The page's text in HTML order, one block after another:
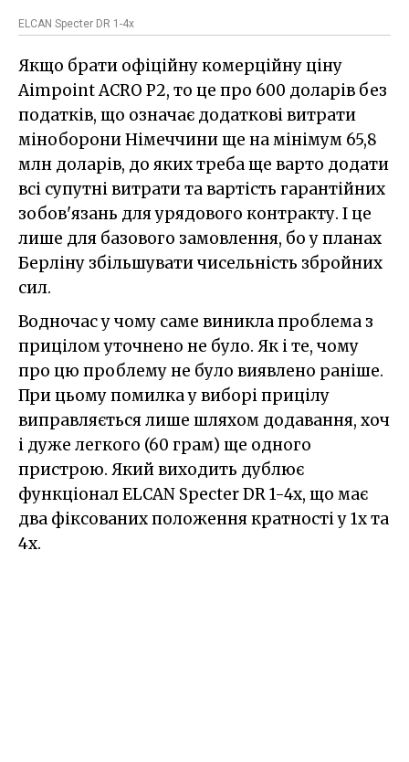
ELCAN Specter DR 1-4x
Якщо брати офіційну комерційну ціну
Aimpoint ACRO P2, то це про 600 доларів без
податків, що означає додаткові витрати
міноборони Німеччини ще на мінімум 65,8
млн доларів, до яких треба ще варто додати
всі супутні витрати та вартість гарантійних
зобов'язань для урядового контракту. І це
лише для базового замовлення, бо у планах
Берліну збільшувати чисельність збройних
сил.
Водночас у чому саме виникла проблема з
прицілом уточнено не було. Як і те, чому
про цю проблему не було виявлено раніше.
При цьому помилка у виборі прицілу
виправляється лише шляхом додавання, хоч
і дуже легкого (60 грам) ще одного
пристрою. Який виходить дублює
функціонал ELCAN Specter DR 1-4x, що має
два фіксованих положення кратності у 1х та
4х.